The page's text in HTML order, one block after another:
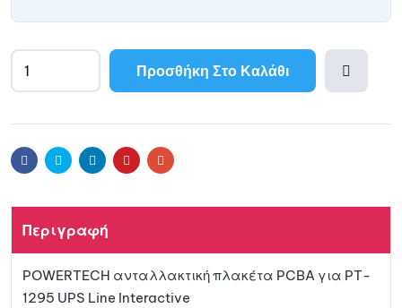
Προσθήκη Στο Καλάθι
αγαπη
FacebookTwitter LinkedinPinterestEmail
Περιγραφή
POWERTECH ανταλλακτική πλακέτα PCBA για PT-
1295 UPS Line Interactive